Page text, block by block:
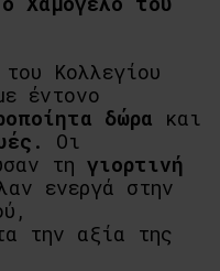
Κολλεγίου
έντονο
δώρα και
. Οι
τη γιορτινή
ενεργά στην
την αξία της